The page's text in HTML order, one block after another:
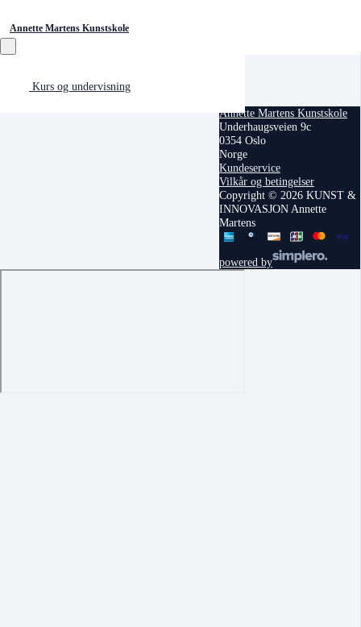
Annette Martens Kunstskole
Kurs og undervisning
Annette Martens Kunstskole
Underhaugsveien 9c
0354 Oslo
Norge
Kundeservice
Vilkår og betingelser
Copyright © 2026 KUNST &
INNOVASJON Annette
Martens
powered by